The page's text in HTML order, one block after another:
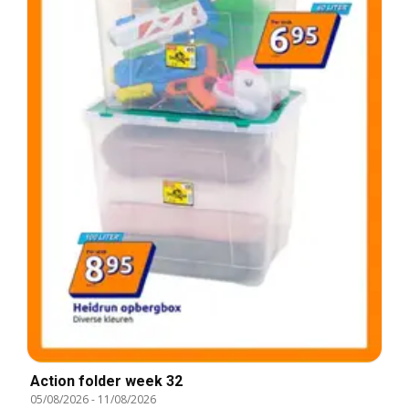
Action folder week 32
05/08/2026- 11/08/2026